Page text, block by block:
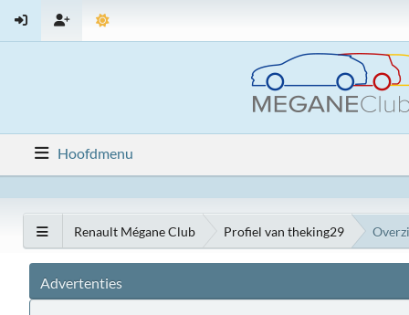
Hoofdmenu
Renault Mégane Club Profiel van theking29
Advertenties